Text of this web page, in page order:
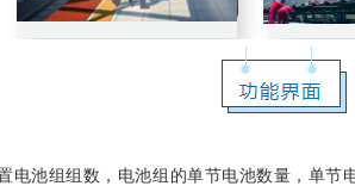
池组组数，电池组的单节电池数量，单节